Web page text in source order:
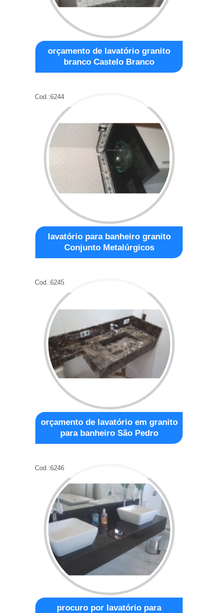
orçamento de lavatório granito
branco Castelo Branco
Cod.:6244
lavatório para banheiro granito
Conjunto Metalúrgicos
Cod.:6245
orçamento de lavatório em granito
para banheiro São Pedro
Cod.:6246
procuro por lavatório para